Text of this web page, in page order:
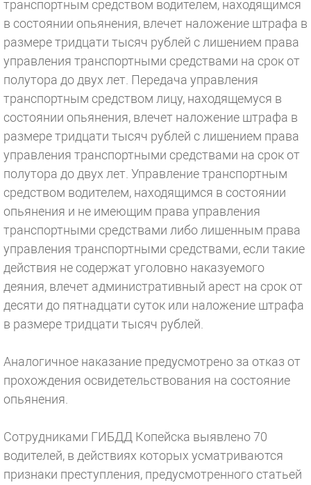
транспортным средством водителем, находящимся
в состоянии опьянения, влечет наложение штрафа в
размере тридцати тысяч рублей с лишением права
управления транспортными средствами на срок от
полутора до двух лет. Передача управления
транспортным средством лицу, находящемуся в
состоянии опьянения, влечет наложение штрафа в
размере тридцати тысяч рублей с лишением права
управления транспортными средствами на срок от
полутора до двух лет. Управление транспортным
средством водителем, находящимся в состоянии
опьянения и не имеющим права управления
транспортными средствами либо лишенным права
управления транспортными средствами, если такие
действия не содержат уголовно наказуемого
деяния, влечет административный арест на срок от
десяти до пятнадцати суток или наложение штрафа
в размере тридцати тысяч рублей.
Аналогичное наказание предусмотрено за отказ от
прохождения освидетельствования на состояние
опьянения.
Сотрудниками ГИБДД Копейска выявлено 70
водителей, в действиях которых усматриваются
признаки преступления, предусмотренного статьей